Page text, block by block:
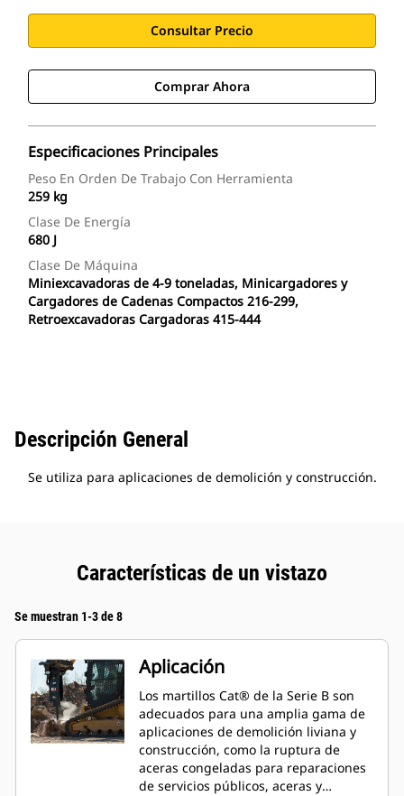
Consultar Precio
Comprar Ahora
Especificaciones Principales
Peso En Orden De Trabajo Con Herramienta
259 kg
Clase De Energía
680 J
Clase De Máquina
Miniexcavadoras de 4-9 toneladas, Minicargadores y
Cargadores de Cadenas Compactos 216-299,
Retroexcavadoras Cargadoras 415-444
Descripción General
Se utiliza para aplicaciones de demolición y construcción.
Características de un vistazo
Se muestran 1-3 de 8
Aplicación
Los martillos Cat® de la Serie B son
adecuados para una amplia gama de
aplicaciones de demolición liviana y
construcción, como la ruptura de
aceras congeladas para reparaciones
de servicios públicos, aceras y